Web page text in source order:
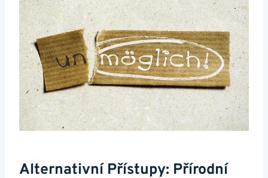
Alternativní Přístupy: ‍Přírodní